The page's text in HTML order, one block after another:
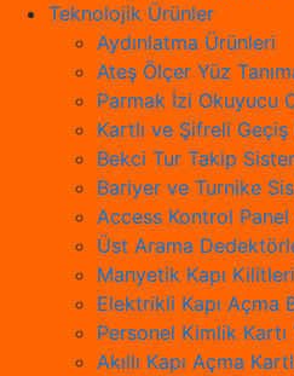
Teknolojik Ürünler
Aydınlatma Ürünleri
Ateş Ölçer Yüz
Parmak İzi Okuyucu
Kartlı ve Şifreli
Bekci Tur Takip
Bariyer ve Turnike
Access Kontrol
Üst Arama
Manyetik Kapı
Elektrikli Kapı Açma
Personel Kimlik Kartı
Akıllı Kapı Açma